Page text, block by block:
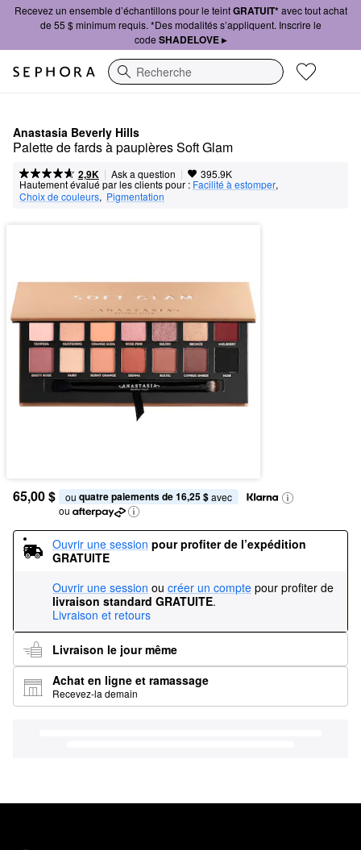
Recevez un ensemble d’échantillons pour le teintGRATUIT*avec tout achat
de 55 $ minimum requis. *Des modalités s’appliquent. Inscrire le
code SHADELOVE ▸
Recherche
Anastasia Beverly Hills
Palette de fards à paupières Soft Glam
2,9K | Ask a question | 395.9K
Hautement évalué par les clients pour : Facilité à estomper,
Choix de couleurs, Pigmentation
65,00 $ ou quatre paiements de 16,25 $ avec
ou
Ouvrir une session pour profiter de l’expédition
GRATUITE
Ouvrir une session ou créer un compte pour profiter de
livraison standard GRATUITE.
Livraison et retours
Livraison le jour même
Achat en ligne et ramassage
Recevez-la demain